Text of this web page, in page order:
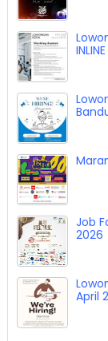
April
Job
2026